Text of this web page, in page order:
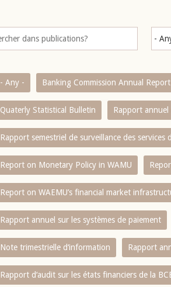
- Any - Banking Commission Annual Report
Quaterly Statistical Bulletin Rapport annuel
Rapport semestriel de surveillance des
Report on Monetary Policy in WAMU
Report on WAEMU’s financial market
Rapport annuel sur les systèmes de paiement
Note trimestrielle d‘information Rapport
Rapport d‘audit sur les états financiers de la